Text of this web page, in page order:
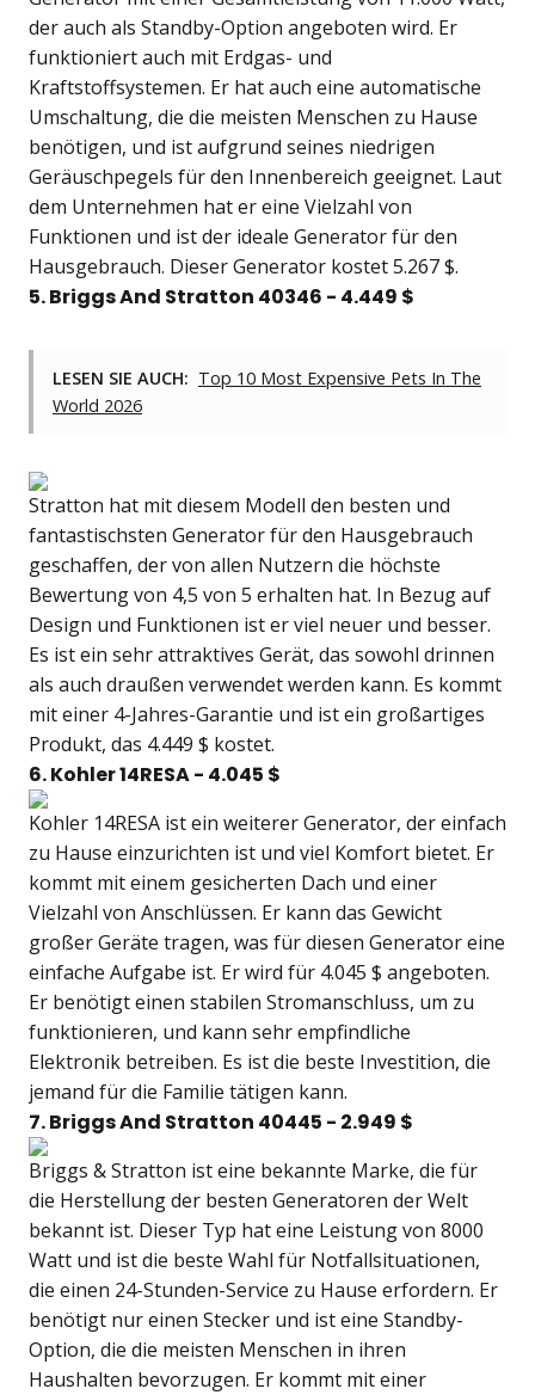
der auch als Standby-Option angeboten wird. Er
funktioniert auch mit Erdgas- und
Kraftstoffsystemen. Er hat auch eine automatische
Umschaltung, die die meisten Menschen zu Hause
benötigen, und ist aufgrund seines niedrigen
Geräuschpegels für den Innenbereich geeignet. Laut
dem Unternehmen hat er eine Vielzahl von
Funktionen und ist der ideale Generator für den
Hausgebrauch. Dieser Generator kostet 5.267 $.
5. Briggs And Stratton 40346 - 4.449 $
LESEN SIE AUCH: Top 10 Most Expensive Pets In The
World 2026
Stratton hat mit diesem Modell den besten und
fantastischsten Generator für den Hausgebrauch
geschaffen, der von allen Nutzern die höchste
Bewertung von 4,5 von 5 erhalten hat. In Bezug auf
Design und Funktionen ist er viel neuer und besser.
Es ist ein sehr attraktives Gerät, das sowohl drinnen
als auch draußen verwendet werden kann. Es kommt
mit einer 4-Jahres-Garantie und ist ein großartiges
Produkt, das 4.449 $ kostet.
6. Kohler 14RESA - 4.045 $
Kohler 14RESA ist ein weiterer Generator, der einfach
zu Hause einzurichten ist und viel Komfort bietet. Er
kommt mit einem gesicherten Dach und einer
Vielzahl von Anschlüssen. Er kann das Gewicht
großer Geräte tragen, was für diesen Generator eine
einfache Aufgabe ist. Er wird für 4.045 $ angeboten.
Er benötigt einen stabilen Stromanschluss, um zu
funktionieren, und kann sehr empfindliche
Elektronik betreiben. Es ist die beste Investition, die
jemand für die Familie tätigen kann.
7. Briggs And Stratton 40445 - 2.949 $
Briggs & Stratton ist eine bekannte Marke, die für
die Herstellung der besten Generatoren der Welt
bekannt ist. Dieser Typ hat eine Leistung von 8000
Watt und ist die beste Wahl für Notfallsituationen,
die einen 24-Stunden-Service zu Hause erfordern. Er
benötigt nur einen Stecker und ist eine Standby-
Option, die die meisten Menschen in ihren
Haushalten bevorzugen. Er kommt mit einer